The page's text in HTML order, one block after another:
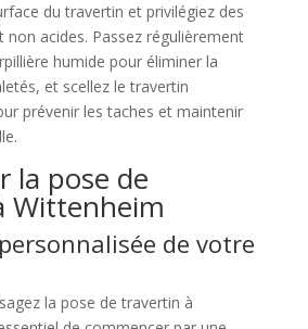
du travertin et privilégiez des
acides. Passez régulièrement
humide pour éliminer la
et scellez le travertin
prévenir les taches et maintenir
la pose de
Wittenheim
de votre
la pose de travertin à